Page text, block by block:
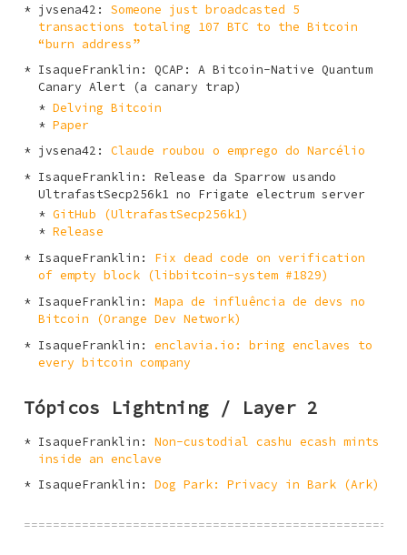
jvsena42 : Someone just broadcasted 5
transactions totaling 107 BTC to the Bitcoin
“burn address”
IsaqueFranklin : QCAP: A Bitcoin-Native Quantum
Canary Alert (a canary trap)
Delving Bitcoin
Paper
jvsena42 : Claude roubou o emprego do Narcélio
IsaqueFranklin : Release da Sparrow usando
UltrafastSecp256k1 no Frigate electrum server
GitHub (UltrafastSecp256k1)
Release
IsaqueFranklin : Fix dead code on verification
of empty block (libbitcoin-system #1829)
IsaqueFranklin : Mapa de influência de devs no
Bitcoin (Orange Dev Network)
IsaqueFranklin : enclavia.io: bring enclaves to
every bitcoin company
Tópicos Lightning / Layer 2
IsaqueFranklin : Non-custodial cashu ecash mints
inside an enclave
IsaqueFranklin : Dog Park: Privacy in Bark (Ark)